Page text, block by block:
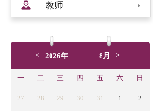
教师
< 2026年 8月 >
一 二 三 四 五 六 日
27 28 29 30 31 1 2